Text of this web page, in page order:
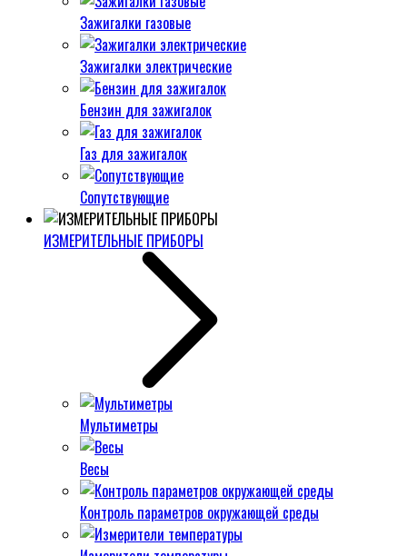
Зажигалки газовые
Зажигалки электрические
Бензин для зажигалок
Газ для зажигалок
Сопутствующие
ИЗМЕРИТЕЛЬНЫЕ ПРИБОРЫ
Мультиметры
Весы
Контроль параметров окружающей среды